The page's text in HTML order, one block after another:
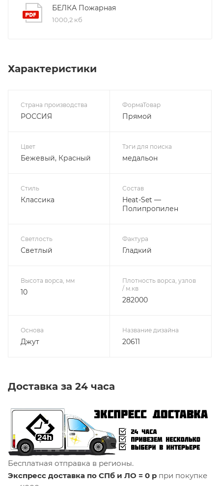
БЕЛКА Пожарная
1000,2 кб
Характеристики
Страна производства
РОССИЯ
ФормаТовар
Прямой
Цвет
Бежевый, Красный
Тэги для поиска
медальон
Стиль
Классика
Состав
Heat-Set —
Полипропилен
Светлость
Светлый
Фактура
Гладкий
Высота ворса, мм
10
Плотность ворса, узлов
/ м.кв
282000
Основа
Джут
Название дизайна
20611
Доставка за 24 часа
Бесплатная отправка в регионы.
Экспресс доставка по СПб и ЛО = 0 р при покупке